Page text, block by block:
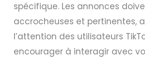
spécifique. Les annonces
accrocheuses et pertinentes,
l’attention des utilisateurs
encourager à interagir avec